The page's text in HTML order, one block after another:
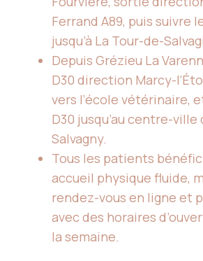
Ferrand A89, puis suivre
jusqu’à La Tour-de-
Depuis Grézieu La
D30 direction Marcy-
vers l’école vétérinaire,
D30 jusqu’au centre-ville
Salvagny.
Tous les patients
accueil physique fluide,
rendez-vous en ligne et
avec des horaires
la semaine.